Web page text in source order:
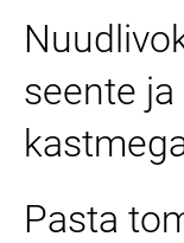
seente
Pasta